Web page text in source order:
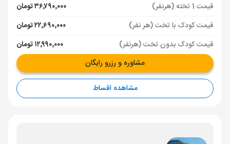
قیمت 1 تخته (هرنفر)
۳۶٬۷۹۰٬۰۰۰ تومان
قیمت کودک با تخت (هر نفر)
۲۲٬۶۹۰٬۰۰۰ تومان
قیمت کودک بدون تخت (هرنفر)
۱۲٬۹۹۰٬۰۰۰ تومان
مشاوره و رزرو رایگان
مشاهده اقساط